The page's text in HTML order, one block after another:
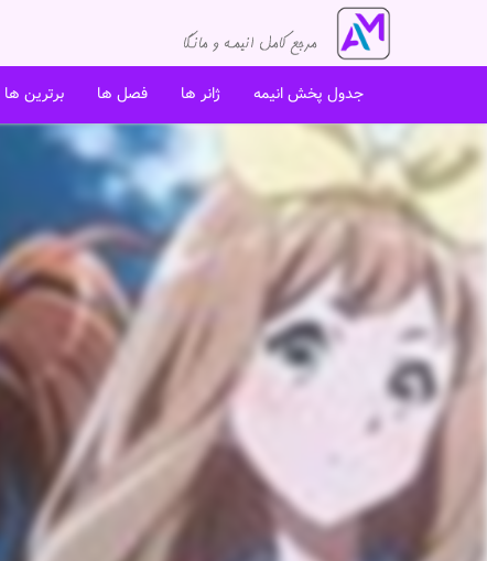
جدول پخش انیمه ژانر ها فصل ها برترین ها